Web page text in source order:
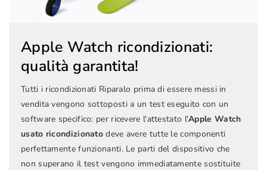
Apple Watch ricondizionati:
qualità garantita!
Tutti i ricondizionati Riparalo prima di essere messi in
vendita vengono sottoposti a un test eseguito con un
software specifico: per ricevere l'attestato l'Apple Watch
usato ricondizionato deve avere tutte le componenti
perfettamente funzionanti. Le parti del dispositivo che
non superano il test vengono immediatamente sostituite